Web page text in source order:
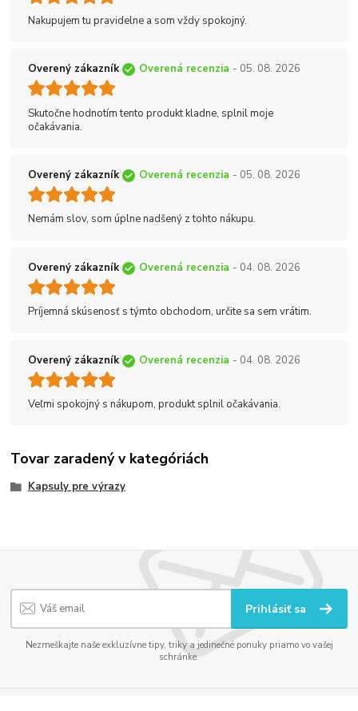
Nakupujem tu pravidelne a som vždy spokojný.
Overený zákazník Overená recenzia - 05. 08. 2026
Skutočne hodnotím tento produkt kladne, splnil moje
očakávania.
Overený zákazník Overená recenzia - 05. 08. 2026
Nemám slov, som úplne nadšený z tohto nákupu.
Overený zákazník Overená recenzia - 04. 08. 2026
Príjemná skúsenosť s týmto obchodom, určite sa sem vrátim.
Overený zákazník Overená recenzia - 04. 08. 2026
Veľmi spokojný s nákupom, produkt splnil očakávania.
Tovar zaradený v kategóriách
Kapsuly pre výrazy
Prihlásiť sa
Nezmeškajte naše exkluzívne tipy, triky a jedinečné ponuky priamo vo vašej
schránke.